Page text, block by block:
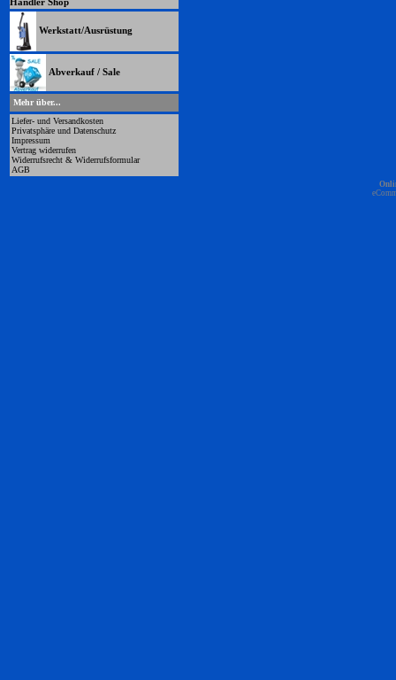
Werkstatt/Ausrüstung
Abverkauf / Sale
Mehr über...
Liefer- und Versandkosten
Privatsphäre und Datenschutz
Impressum
Vertrag widerrufen
Widerrufsrecht & Widerrufsformular
AGB